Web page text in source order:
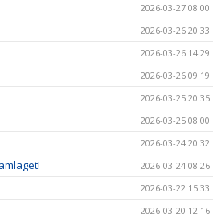
2026-03-27 08:00
2026-03-26 20:33
2026-03-26 14:29
2026-03-26 09:19
2026-03-25 20:35
2026-03-25 08:00
2026-03-24 20:32
2026-03-24 08:26
2026-03-22 15:33
2026-03-20 12:16